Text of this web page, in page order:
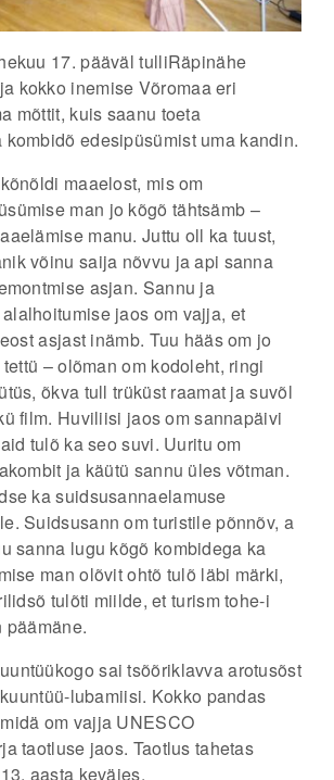
17. pääväl tulliRäpinähe
kokko inemise Võromaa eri
mõttit, kuis saanu toeta
edesipüsümist uma kandin.
maaelost, mis om
man jo kõgõ tähtsämb –
manu. Juttu oll ka tuust,
võinu saija nõvvu ja api sanna
asjan. Sannu ja
jaos om vajja, et
asjast inämb. Tuu hääs om jo
– olõman om kodoleht, ringi
õkva tull trüküst raamat ja suvõl
film. Huviliisi jaos om sannapäivi
tulõ ka seo suvi. Uuritu om
ja käütü sannu üles võtman.
ka suidsusannaelamuse
Suidsusann om turistile põnnõv, a
sanna lugu kõgõ kombidega ka
man olõvit ohtõ tulõ läbi märki,
tulõti miilde, et turism tohe-i
sai tsõõriklavva arotusõst
lubamiisi. Kokko pandas
om vajja UNESCO
taotluse jaos. Taotlus tahetas
aasta keväjes.